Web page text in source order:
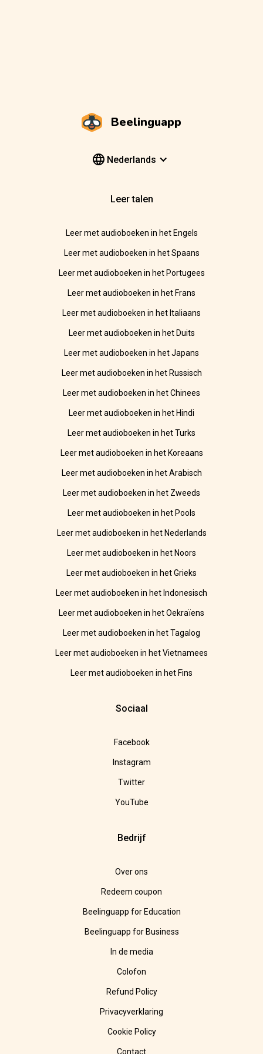
Beelinguapp
Nederlands
Leer talen
Leer met audioboeken in het Engels
Leer met audioboeken in het Spaans
Leer met audioboeken in het Portugees
Leer met audioboeken in het Frans
Leer met audioboeken in het Italiaans
Leer met audioboeken in het Duits
Leer met audioboeken in het Japans
Leer met audioboeken in het Russisch
Leer met audioboeken in het Chinees
Leer met audioboeken in het Hindi
Leer met audioboeken in het Turks
Leer met audioboeken in het Koreaans
Leer met audioboeken in het Arabisch
Leer met audioboeken in het Zweeds
Leer met audioboeken in het Pools
Leer met audioboeken in het Nederlands
Leer met audioboeken in het Noors
Leer met audioboeken in het Grieks
Leer met audioboeken in het Indonesisch
Leer met audioboeken in het Oekraïens
Leer met audioboeken in het Tagalog
Leer met audioboeken in het Vietnamees
Leer met audioboeken in het Fins
Sociaal
Facebook
Instagram
Twitter
YouTube
Bedrijf
Over ons
Redeem coupon
Beelinguapp for Education
Beelinguapp for Business
In de media
Colofon
Refund Policy
Privacyverklaring
Cookie Policy
Contact